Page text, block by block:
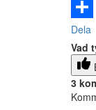
Email
Dela
Vad
3